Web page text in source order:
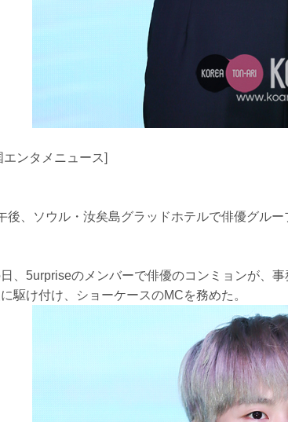
エンタメニュース]
後、ソウル・汝矣島グラッドホテルで俳優グル
、5urpriseのメンバーで俳優のコンミョンが、
駆け付け、ショーケースのMCを務めた。